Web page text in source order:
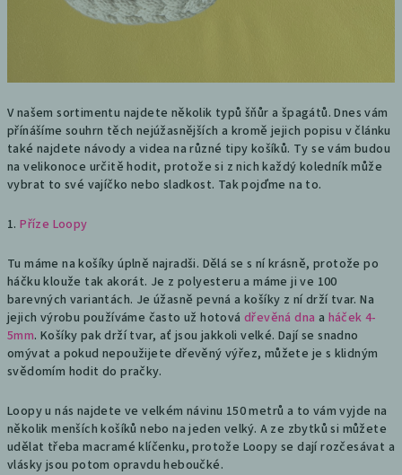
V našem sortimentu najdete několik typů šňůr a špagátů. Dnes vám
přínášíme souhrn těch nejúžasnějších a kromě jejich popisu v článku
také najdete návody a videa na různé tipy košíků. Ty se vám budou
na velikonoce určitě hodit, protože si z nich každý koledník může
vybrat to své vajíčko nebo sladkost. Tak pojďme na to.
1.Příze Loopy
Tu máme na košíky úplně najradši. Dělá se s ní krásně, protože po
háčku klouže tak akorát. Je z polyesteru a máme ji ve 100
barevných variantách. Je úžasně pevná a košíky z ní drží tvar. Na
jejich výrobu používáme často už hotová dřevěná dna a háček 4-
5mm. Košíky pak drží tvar, ať jsou jakkoli velké. Dají se snadno
omývat a pokud nepoužijete dřevěný výřez, můžete je s klidným
svědomím hodit do pračky.
Loopy u nás najdete ve velkém návinu 150 metrů a to vám vyjde na
několik menších košíků nebo na jeden velký. A ze zbytků si můžete
udělat třeba macramé klíčenku, protože Loopy se dají rozčesávat a
vlásky jsou potom opravdu heboučké.